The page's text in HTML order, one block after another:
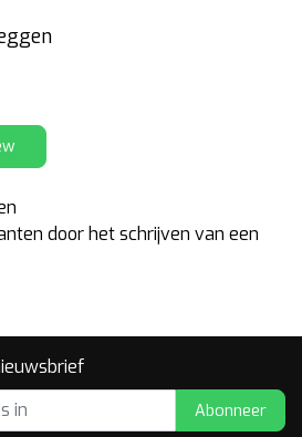
door het schrijven van een
Abonneer